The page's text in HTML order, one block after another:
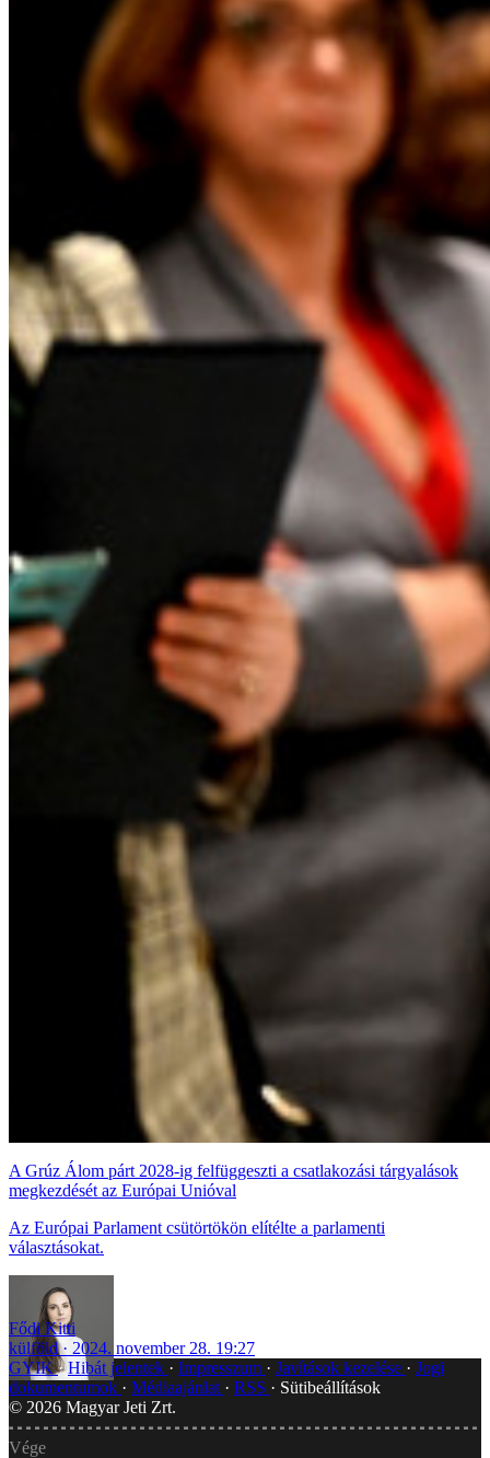
A Grúz Álom párt 2028-ig felfüggeszti a csatlakozási tárgyalások
megkezdését az Európai Unióval
Az Európai Parlament csütörtökön elítélte a parlamenti
választásokat.
Fődi Kitti
külföld
2024. november 28. 19:27
GYIK Hibát jelentek Impresszum Javítások kezelése
Jogi
dokumentumok
Médiaajánlat RSS
Sütibeállítások
© 2026 Magyar Jeti Zrt.
Vége